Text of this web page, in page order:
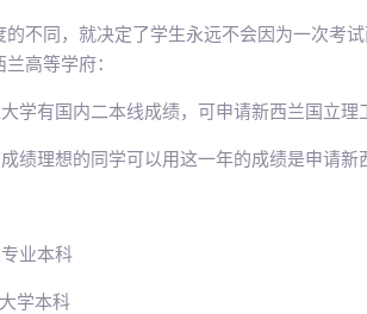
不同，就决定了学生永远不会因为一次考
高等学府：
学有国内二本线成绩，可申请新西兰国立理
绩理想的同学可以用这一年的成绩是申请新
业本科
学本科